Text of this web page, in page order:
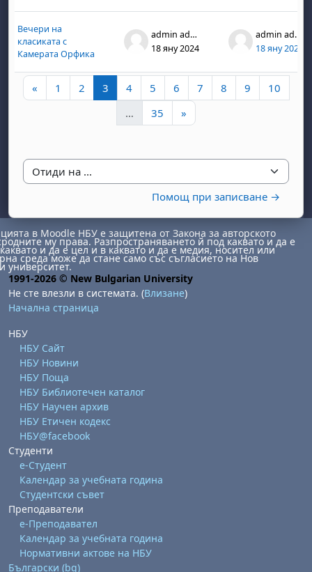
Вечери на
класиката с
Камерата Орфика
admin admin
18 яну 2024
admin admin
18 яну 2024
«Предишна страница
1 Страница 1
2Страница 2
3Страница 3
4Страница 4
5Страница 5
6Страница 6
7Страница 7
8Страница 8
9Страница 9
10
…
35Страница 35
»Следваща страница
Отиди на ...
Помощ при записване →
в Moodle НБУ е защитена от Закона за авторското
му права. Разпространяването й под каквато и да е
и да е цел и в каквато и да е медия, носител или
среда може да стане само със съгласието на Нов
университет.
1991-2026 © New Bulgarian University
Не сте влезли в системата. (Влизане)
Начална страница
НБУ
НБУ Сайт
НБУ Новини
НБУ Поща
НБУ Библиотечен каталог
НБУ Научен архив
НБУ Етичен кодекс
НБУ@facebook
Студенти
е-Студент
Календар за учебната година
Студентски съвет
Преподаватели
е-Преподавател
Календар за учебната година
Нормативни актове на НБУ
Български ‎(bg)‎